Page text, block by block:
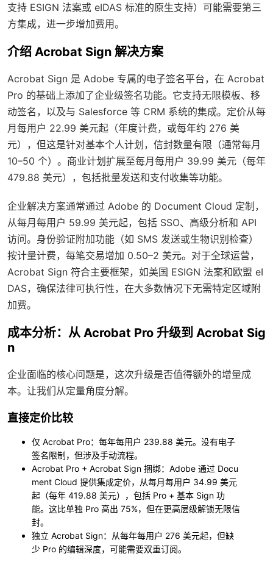
支持 ESIGN 法案或 eIDAS 标准的原生支持）可能需要第三
方集成，进一步增加费用。
介绍 Acrobat Sign 解决方案
Acrobat Sign 是 Adobe 专属的电子签名平台，在 Acrobat
Pro 的基础上添加了企业级签名功能。它支持无限模板、移
动签名，以及与 Salesforce 等 CRM 系统的集成。定价从每
月每用户 22.99 美元起（年度计费，或每年约 276 美
元），但这是针对基本个人计划，信封数量有限（通常每月
10–50 个）。商业计划扩展至每月每用户 39.99 美元（每年
479.88 美元），包括批量发送和支付收集等功能。
企业解决方案通常通过 Adobe 的 Document Cloud 定制，
从每月每用户 59.99 美元起，包括 SSO、高级分析和 API
访问。身份验证附加功能（如 SMS 发送或生物识别检查）
按计量计费，每笔交易增加 0.50–2 美元。对于全球运营，
Acrobat Sign 符合主要框架，如美国 ESIGN 法案和欧盟 eI
DAS，确保法律可执行性，在大多数情况下无需特定区域附
加费。
成本分析：从 Acrobat Pro 升级到 Acrobat Sig
n
企业面临的核心问题是，这次升级是否值得额外的增量成
本。让我们从定量角度分解。
直接定价比较
仅 Acrobat Pro：每年每用户 239.88 美元。没有电子
签名限制，但涉及手动流程。
Acrobat Pro + Acrobat Sign 捆绑：Adobe 通过 Docu
ment Cloud 提供集成定价，从每月每用户 34.99 美元
起（每年 419.88 美元），包括 Pro + 基本 Sign 功
能。这比单独 Pro 高出 75%，但在更高层级解锁无限信
封。
独立 Acrobat Sign：从每年每用户 276 美元起，但缺
少 Pro 的编辑深度，可能需要双重订阅。